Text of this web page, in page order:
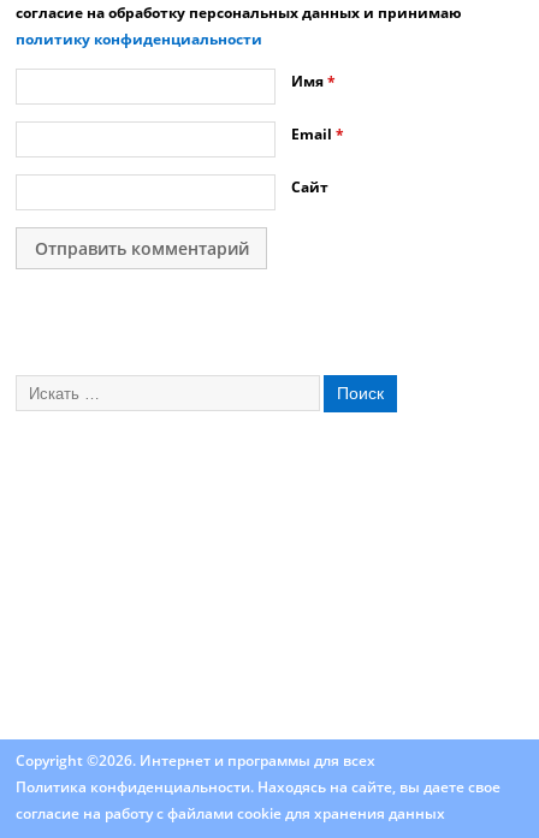
согласие на обработку персональных данных и принимаю
политику конфиденциальности
Имя*
Email*
Сайт
Copyright ©2026. Интернет и программы для всех
Политика конфиденциальности. Находясь на сайте, вы даете свое
согласие на работу сфайлами cookieдля хранения данных